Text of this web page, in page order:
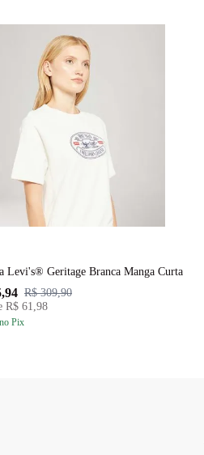
Levi's® Geritage Branca Manga Curta
R$ 309,90
R$ 61,98
no Pix